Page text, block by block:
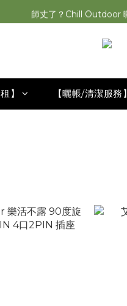
2026最新 萩遊之魂五
師丈了？Chill Outdoor
】 【曬帳/清潔服務】